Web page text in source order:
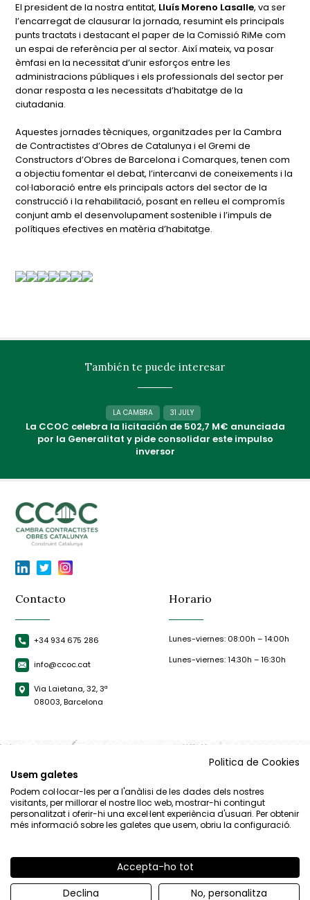
El president de la nostra entitat, Lluís Moreno Lasalle, va ser
l’encarregat de clausurar la jornada, resumint els principals
punts tractats i destacant el paper de la Comissió RiMe com
un espai de referència per al sector. Així mateix, va posar
èmfasi en la necessitat d’unir esforços entre les
administracions públiques i els professionals del sector per
donar resposta a les necessitats d’habitatge de la
ciutadania.
Aquestes jornades tècniques, organitzades per la Cambra
de Contractistes d’Obres de Catalunya i el Gremi de
Constructors d’Obres de Barcelona i Comarques, tenen com
a objectiu fomentar el debat, l’intercanvi de coneixements i la
col·laboració entre els principals actors del sector de la
construcció i la rehabilitació, posant en relleu el compromís
conjunt amb el desenvolupament sostenible i l’impuls de
polítiques efectives en matèria d’habitatge.
También te puede interesar
LA CAMBRA 31 JULY
La CCOC celebra la licitación de 502,7 M€ anunciada
por la Generalitat y pide consolidar este impulso
inversor
Contacto
+34 934 675 286
info@ccoc.cat
Via Laietana, 32, 3ª
08003, Barcelona
Horario
Lunes-viernes: 08:00h – 14:00h
Lunes-viernes: 14:30h – 16:30h
Aviso Legal Política de privacidad | Política de cookies
Politica de Cookies
Usem galetes
Podem col·locar-les per a l'anàlisi de les dades dels nostres
visitants, per millorar el nostre lloc web, mostrar-hi contingut
personalitzat i oferir-hi una excel·lent experiència d'usuari. Per obtenir
més informació sobre les galetes que usem, obriu la configuració.
Accepta-ho tot
Declina
No, personalitza